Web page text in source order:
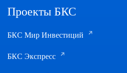
Проекты БКС
БКС Мир Инвестиций
БКС Экспресс